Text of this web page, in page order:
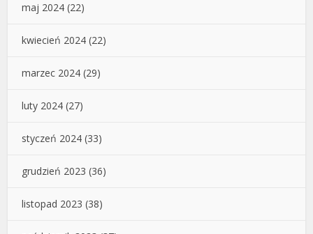
maj 2024 (22)
kwiecień 2024 (22)
marzec 2024 (29)
luty 2024 (27)
styczeń 2024 (33)
grudzień 2023 (36)
listopad 2023 (38)